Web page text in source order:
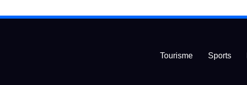
Tourisme Sports